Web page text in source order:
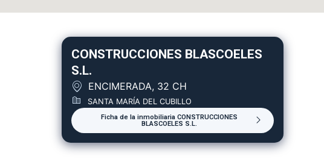
CONSTRUCCIONES BLASCOELES
S.L.
ENCIMERADA, 32 CH
SANTA MARÍA DEL CUBILLO
Ficha de la inmobiliaria CONSTRUCCIONES
BLASCOELES S.L.